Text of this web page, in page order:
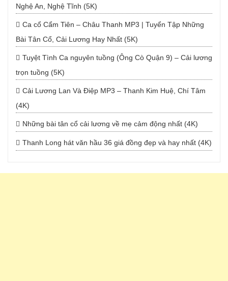
Nghệ An, Nghệ Tĩnh (5K)
Ca cổ Cẩm Tiên – Châu Thanh MP3 | Tuyển Tập Những
Bài Tân Cổ, Cải Lương Hay Nhất (5K)
Tuyệt Tình Ca nguyên tuồng (Ông Cò Quận 9) – Cải lương
trọn tuồng (5K)
Cải Lương Lan Và Điệp MP3 – Thanh Kim Huệ, Chí Tâm
(4K)
Những bài tân cổ cải lương về mẹ cảm động nhất (4K)
Thanh Long hát văn hầu 36 giá đồng đẹp và hay nhất (4K)